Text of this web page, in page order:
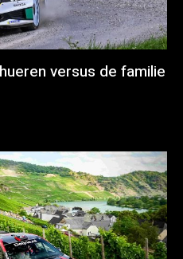
versus de familie